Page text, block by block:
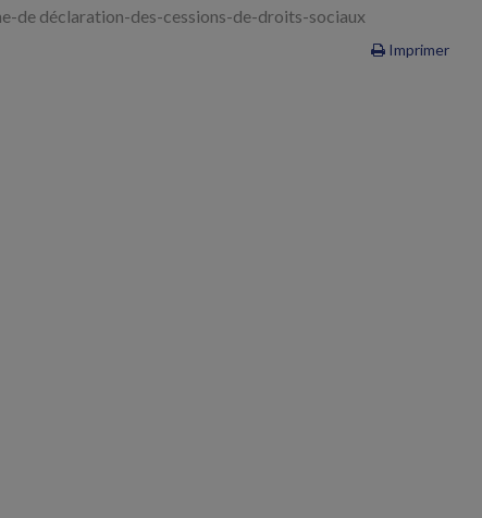
de déclaration-des-cessions-de-droits-sociaux
Imprimer